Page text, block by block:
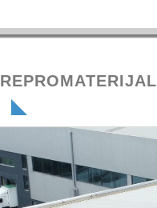
REPROMATERIJAL